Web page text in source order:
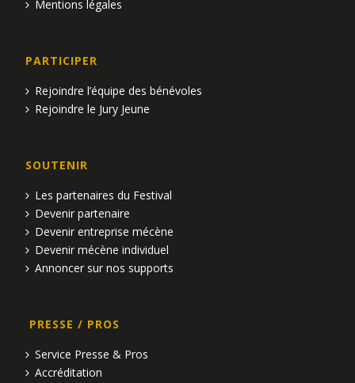
Mentions légales
PARTICIPER
Rejoindre l’équipe des bénévoles
Rejoindre le Jury Jeune
SOUTENIR
Les partenaires du Festival
Devenir partenaire
Devenir entreprise mécène
Devenir mécène individuel
Annoncer sur nos supports
PRESSE / PROS
Service Presse & Pros
Accréditation